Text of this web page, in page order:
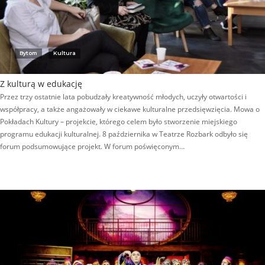
Bytom Kultura
Z kulturą w edukację
Przez trzy ostatnie lata pobudzały kreatywność młodych, uczyły otwartości i
współpracy, a także angażowały w ciekawe kulturalne przedsięwzięcia. Mowa o
Pokładach Kultury – projekcie, którego celem było stworzenie miejskiego
programu edukacji kulturalnej. 8 października w Teatrze Rozbark odbyło się
forum podsumowujące projekt. W forum poświęconym…